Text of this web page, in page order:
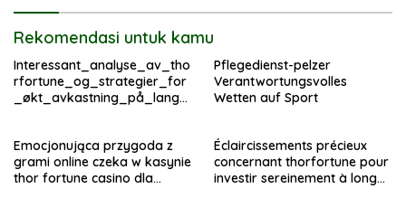
Rekomendasi untuk kamu
Interessant_analyse_av_tho
rfortune_og_strategier_for
_økt_avkastning_på_lang_
Pflegedienst-pelzer
Verantwortungsvolles
Wetten auf Sport
Emocjonująca przygoda z
grami online czeka w kasynie
thor fortune casino dla
Éclaircissements précieux
concernant thorfortune pour
investir sereinement à long